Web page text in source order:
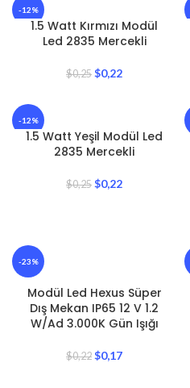
-12%
1.5 Watt Kırmızı Modül
Led 2835 Mercekli
$0,25 $0,22
-12%
1.5 Watt Yeşil Modül Led
2835 Mercekli
$0,25 $0,22
-23%
Modül Led Hexus Süper
Dış Mekan IP65 12 V 1.2
W/Ad 3.000K Gün Işığı
$0,22 $0,17